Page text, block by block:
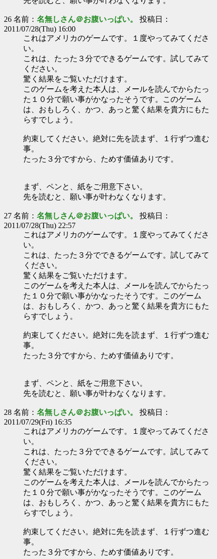
26 名前： 名無しさん＠お腹いっぱい。 投稿日：
2011/07/28(Thu) 16:00
これはアメリカのゲームです。１度やってみてくださ
い。
これは、たった３分でできるゲームです。試してみて
ください。
驚く結果をご覧いただけます。
このゲームを考えた本人は、メールを読んでからたっ
た１０分で願い事がかなったそうです。このゲーム
は、おもしろく、かつ、あっと驚く結果を貴方にもた
らすでしょう。
約束してください。絶対に先を読まず、１行ずつ進む
事。
たった３分ですから、ためす価値ありです。
まず、ペンと、紙をご用意下さい。
先を読むと、願い事が叶わなくなります。
27 名前： 名無しさん＠お腹いっぱい。 投稿日：
2011/07/28(Thu) 22:57
これはアメリカのゲームです。１度やってみてくださ
い。
これは、たった３分でできるゲームです。試してみて
ください。
驚く結果をご覧いただけます。
このゲームを考えた本人は、メールを読んでからたっ
た１０分で願い事がかなったそうです。このゲーム
は、おもしろく、かつ、あっと驚く結果を貴方にもた
らすでしょう。
約束してください。絶対に先を読まず、１行ずつ進む
事。
たった３分ですから、ためす価値ありです。
まず、ペンと、紙をご用意下さい。
先を読むと、願い事が叶わなくなります。
28 名前： 名無しさん＠お腹いっぱい。 投稿日：
2011/07/29(Fri) 16:35
これはアメリカのゲームです。１度やってみてくださ
い。
これは、たった３分でできるゲームです。試してみて
ください。
驚く結果をご覧いただけます。
このゲームを考えた本人は、メールを読んでからたっ
た１０分で願い事がかなったそうです。このゲーム
は、おもしろく、かつ、あっと驚く結果を貴方にもた
らすでしょう。
約束してください。絶対に先を読まず、１行ずつ進む
事。
たった３分ですから、ためす価値ありです。